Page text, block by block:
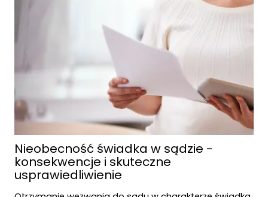
Nieobecność świadka w sądzie -
konsekwencje i skuteczne
usprawiedliwienie